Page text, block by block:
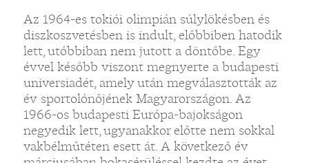
Az 1964-es tokiói olimpián súlylökésben és
diszkoszvetésben is indult, előbbiben hatodik
lett, utóbbiban nem jutott a döntőbe. Egy
évvel később viszont megnyerte a budapesti
universiadét, amely után megválasztották az
év sportolónőjének Magyarországon. Az
1966-os budapesti Európa-bajokságon
negyedik lett, ugyanakkor előtte nem sokkal
vakbélműtéten esett át. A következő év